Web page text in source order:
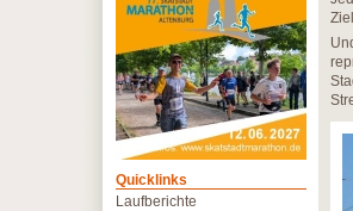
Quicklinks
Laufberichte